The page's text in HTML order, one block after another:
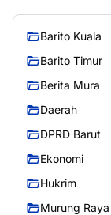
Barito Kuala
Barito Timur
Berita Mura
Daerah
DPRD Barut
Ekonomi
Hukrim
Murung Raya